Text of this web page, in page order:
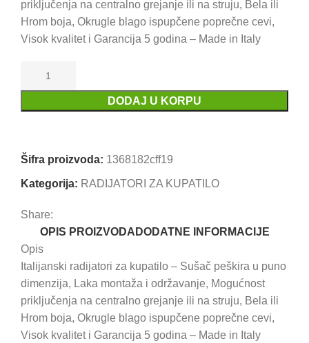
priključenja na centralno grejanje ili na struju, Bela ili
Hrom boja, Okrugle blago ispupčene poprečne cevi,
Visok kvalitet i Garancija 5 godina – Made in Italy
DODAJ U KORPU
Šifra proizvoda: 1368182cff19
Kategorija: RADIJATORI ZA KUPATILO
Share:
OPIS PROIZVODA DODATNE INFORMACIJE
Opis
Italijanski radijatori za kupatilo – Sušač peškira u puno
dimenzija, Laka montaža i održavanje, Mogućnost
priključenja na centralno grejanje ili na struju, Bela ili
Hrom boja, Okrugle blago ispupčene poprečne cevi,
Visok kvalitet i Garancija 5 godina – Made in Italy